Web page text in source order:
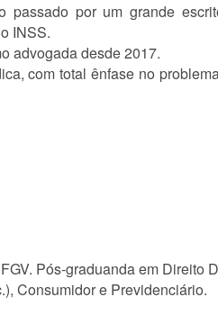
por um grande
INSS.
advogada desde 2017.
com total ênfase no
Pós-graduanda em Direito
Consumidor e Previdenciário.